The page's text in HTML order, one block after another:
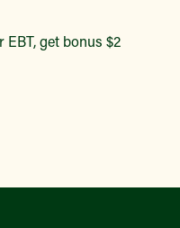
get bonus $2